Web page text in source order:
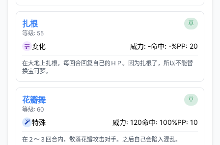
扎根
等级: 55
草
变化 威力: -命中: -%PP: 20
在大地上扎根，每回合回复自己的ＨＰ。因为扎根了，所以不能替
换宝可梦。
花瓣舞
等级: 60
草
特殊 威力: 120命中: 100%PP: 10
在２～３回合内，散落花瓣攻击对手。之后自己会陷入混乱。